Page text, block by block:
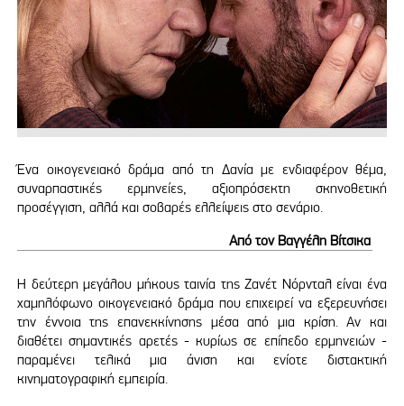
Ένα οικογενειακό δράμα από τη Δανία με ενδιαφέρον θέμα,
συναρπαστικές ερμηνείες, αξιοπρόσεκτη σκηνοθετική
προσέγγιση, αλλά και σοβαρές ελλείψεις στο σενάριο.
Από τον Βαγγέλη Βίτσικα
Η δεύτερη μεγάλου μήκους ταινία της Ζανέτ Νόρνταλ είναι ένα
χαμηλόφωνο οικογενειακό δράμα που επιχειρεί να εξερευνήσει
την έννοια της επανεκκίνησης μέσα από μια κρίση. Αν και
διαθέτει σημαντικές αρετές - κυρίως σε επίπεδο ερμηνειών -
παραμένει τελικά μια άνιση και ενίοτε διστακτική
κινηματογραφική εμπειρία.